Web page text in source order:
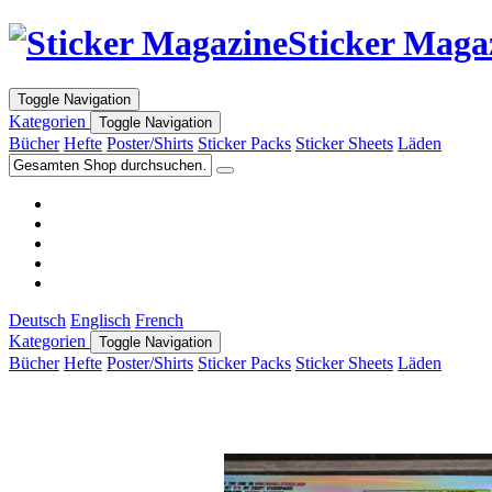
Sticker
Toggle Navigation
Kategorien Toggle Navigation
Bücher Hefte Poster/Shirts Sticker Packs Sticker Sheets Läden
Deutsch Englisch French
Kategorien
Toggle Navigation
Bücher Hefte Poster/Shirts Sticker Packs Sticker Sheets Läden